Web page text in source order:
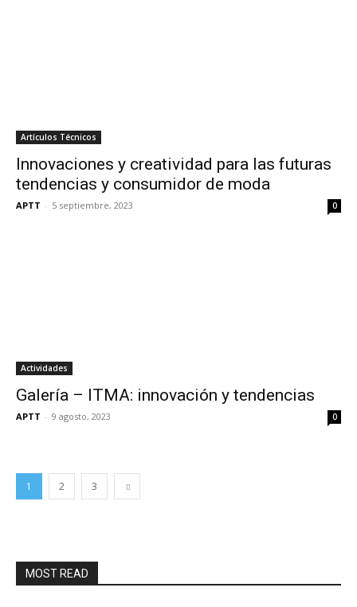
Artículos Técnicos
Innovaciones y creatividad para las futuras
tendencias y consumidor de moda
APTT - 5 septiembre, 2023 0
Actividades
Galería – ITMA: innovación y tendencias
APTT - 9 agosto, 2023 0
1 2 3
MOST READ